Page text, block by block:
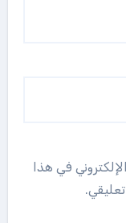
في هذا